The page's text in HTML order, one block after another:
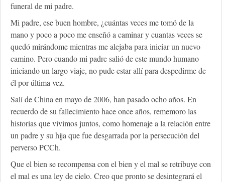
funeral de mi padre.
Mi padre, ese buen hombre, ¿cuántas veces me tomó de la
mano y poco a poco me enseñó a caminar y cuantas veces se
quedó mirándome mientras me alejaba para iniciar un nuevo
camino. Pero cuando mi padre salió de este mundo humano
iniciando un largo viaje, no pude estar allí para despedirme de
él por última vez.
Salí de China en mayo de 2006, han pasado ocho años. En
recuerdo de su fallecimiento hace once años, rememoro las
historias que vivimos juntos, como homenaje a la relación entre
un padre y su hija que fue desgarrada por la persecución del
perverso PCCh.
Que el bien se recompensa con el bien y el mal se retribuye con
el mal es una ley de cielo. Creo que pronto se desintegrará el